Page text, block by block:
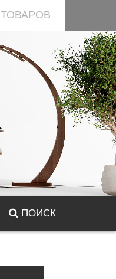
ТОВАРОВ
ПОИСК